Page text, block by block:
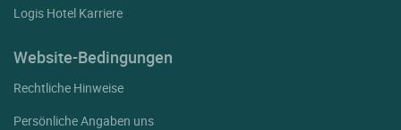
Logis Hotel Karriere
Website-Bedingungen
Rechtliche Hinweise
Persönliche Angaben uns